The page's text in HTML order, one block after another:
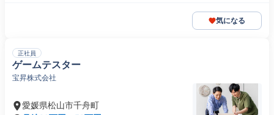
気になる
正社員
ゲームテスター
宝昇株式会社
愛媛県松山市千舟町